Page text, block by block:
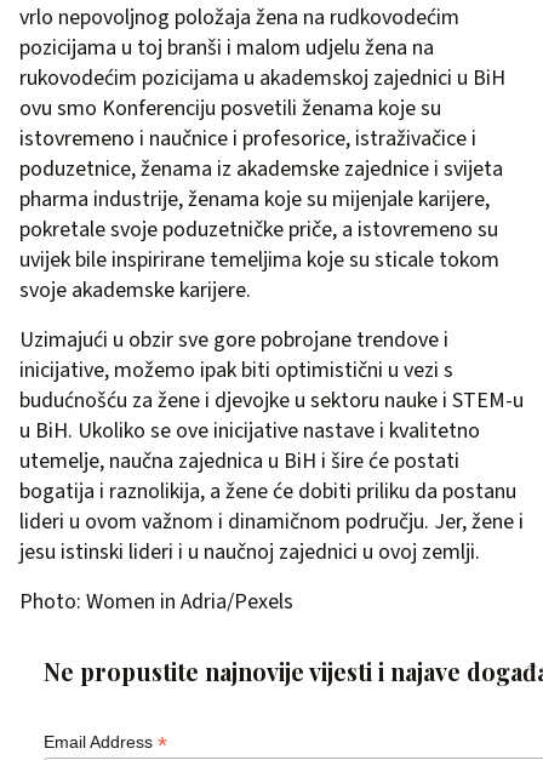
vrlo nepovoljnog položaja žena na rudkovodećim
pozicijama u toj branši i malom udjelu žena na
rukovodećim pozicijama u akademskoj zajednici u BiH
ovu smo Konferenciju posvetili ženama koje su
istovremeno i naučnice i profesorice, istraživačice i
poduzetnice, ženama iz akademske zajednice i svijeta
pharma industrije, ženama koje su mijenjale karijere,
pokretale svoje poduzetničke priče, a istovremeno su
uvijek bile inspirirane temeljima koje su sticale tokom
svoje akademske karijere.
Uzimajući u obzir sve gore pobrojane trendove i
inicijative, možemo ipak biti optimistični u vezi s
budućnošću za žene i djevojke u sektoru nauke i STEM-u
u BiH. Ukoliko se ove inicijative nastave i kvalitetno
utemelje, naučna zajednica u BiH i šire će postati
bogatija i raznolikija, a žene će dobiti priliku da postanu
lideri u ovom važnom i dinamičnom području. Jer, žene i
jesu istinski lideri i u naučnoj zajednici u ovoj zemlji.
Photo: Women in Adria/Pexels
Ne propustite najnovije vijesti i najave
Email Address *